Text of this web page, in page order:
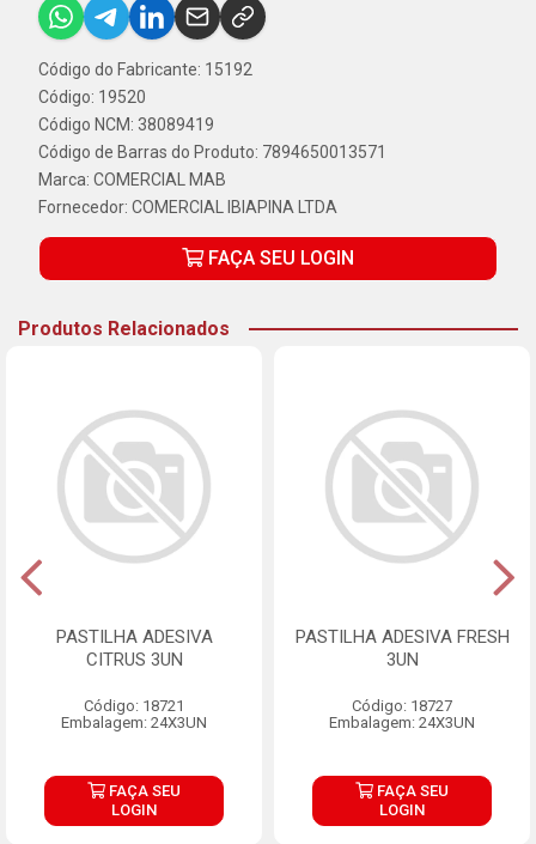
Código do Fabricante: 15192
Código: 19520
Código NCM: 38089419
Código de Barras do Produto: 7894650013571
Marca: COMERCIAL MAB
Fornecedor: COMERCIAL IBIAPINA LTDA
FAÇA SEU LOGIN
Produtos Relacionados
PASTILHA ADESIVA
CITRUS 3UN
Código: 18721
Embalagem: 24X3UN
FAÇA SEU
LOGIN
PASTILHA ADESIVA FRESH
3UN
Código: 18727
Embalagem: 24X3UN
FAÇA SEU
LOGIN